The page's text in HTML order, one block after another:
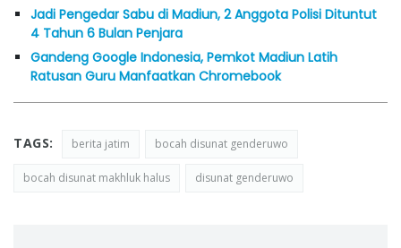
Jadi Pengedar Sabu di Madiun, 2 Anggota Polisi Dituntut
4 Tahun 6 Bulan Penjara
Gandeng Google Indonesia, Pemkot Madiun Latih
Ratusan Guru Manfaatkan Chromebook
TAGS: berita jatim bocah disunat genderuwo
bocah disunat makhluk halus disunat genderuwo